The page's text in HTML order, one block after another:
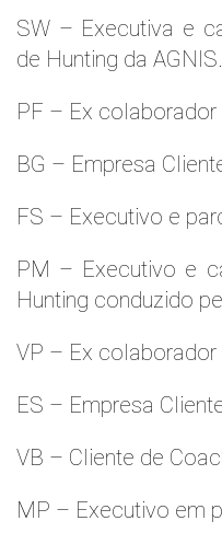
SW – Executiva e
de Hunting da AGNIS.
PF – Ex colaborador
BG – Empresa
FS – Executivo e
PM – Executivo e
Hunting conduzido
VP – Ex colaborador
ES – Empresa
VB – Cliente de
MP – Executivo em